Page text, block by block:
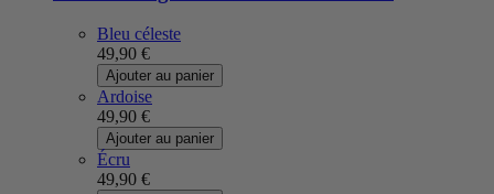
Bleu céleste
49,90 €
Ajouter au panier
Ardoise
49,90 €
Ajouter au panier
Écru
49,90 €